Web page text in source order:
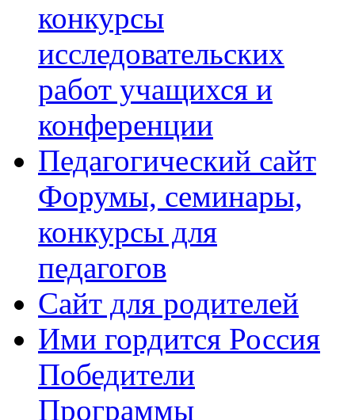
конкурсы
исследовательских
работ учащихся и
конференции
Педагогический сайт
Форумы, семинары,
конкурсы для
педагогов
Сайт для родителей
Ими гордится Россия
Победители
Программы